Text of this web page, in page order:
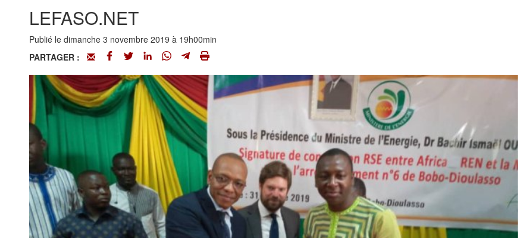
LEFASO.NET
Publié le dimanche 3 novembre 2019 à 19h00min
PARTAGER :